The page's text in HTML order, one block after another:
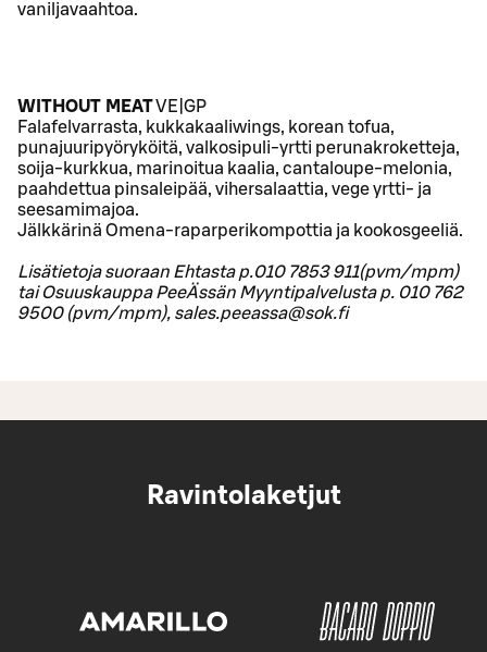
vaniljavaahtoa.
WITHOUT MEATVE|GP
Falafelvarrasta, kukkakaaliwings, korean tofua,
punajuuripyöryköitä, valkosipuli-yrtti perunakroketteja,
soija-kurkkua, marinoitua kaalia, cantaloupe-melonia,
paahdettua pinsaleipää, vihersalaattia, vege yrtti- ja
seesamimajoa.
Jälkkärinä Omena-raparperikompottia ja kookosgeeliä.
Lisätietoja suoraan Ehtasta p.010 7853 911(pvm/mpm)
tai Osuuskauppa PeeÄssän Myyntipalvelusta p. 010 762
9500 (pvm/mpm), sales.peeassa@sok.fi
Ravintolaketjut